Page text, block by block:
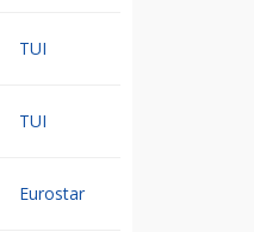
TUI
TUI
Eurostar